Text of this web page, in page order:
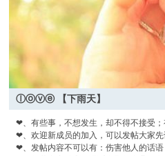
西 › › ›
ⓛⓞⓥⓔ 【下雨天】
❤、有些事，不想发生，却不得不接受
❤、欢迎新成员的加入，可以发帖大家先
❤、发帖内容不可以有：伤害他人的话